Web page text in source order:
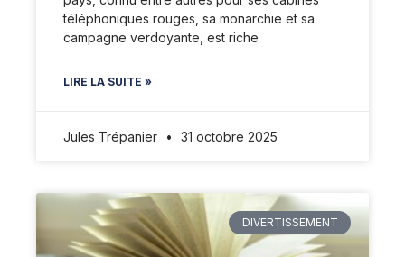
téléphoniques rouges, sa monarchie et sa
campagne verdoyante, est riche
LIRE LA SUITE »
Jules Trépanier 31 octobre 2025
DIVERTISSEMENT